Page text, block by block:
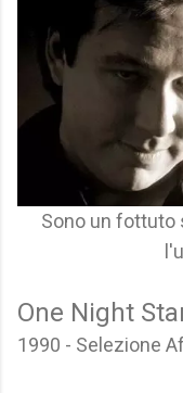
Sono un fottuto
One Night
1990 - Selezione